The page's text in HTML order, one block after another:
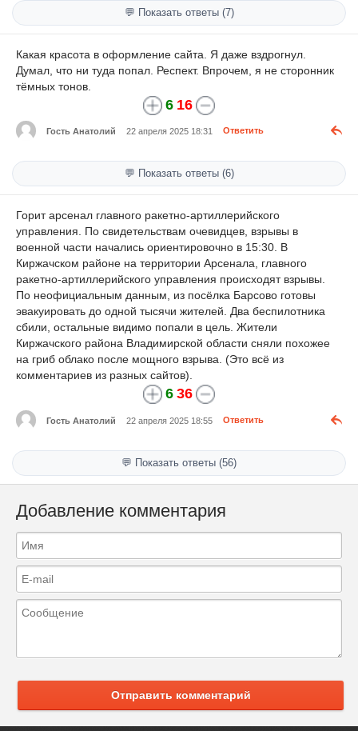
💬 Показать ответы (7)
Какая красота в оформление сайта. Я даже вздрогнул.
Думал, что ни туда попал. Респект. Впрочем, я не сторонник
тёмных тонов.
6 16
Гость Анатолий 22 апреля 2025 18:31 Ответить
💬 Показать ответы (6)
Горит арсенал главного ракетно-артиллерийского
управления. По свидетельствам очевидцев, взрывы в
военной части начались ориентировочно в 15:30. В
Киржачском районе на территории Арсенала, главного
ракетно-артиллерийского управления происходят взрывы.
По неофициальным данным, из посёлка Барсово готовы
эвакуировать до одной тысячи жителей. Два беспилотника
сбили, остальные видимо попали в цель. Жители
Киржачского района Владимирской области сняли похожее
на гриб облако после мощного взрыва. (Это всё из
комментариев из разных сайтов).
6 36
Гость Анатолий 22 апреля 2025 18:55 Ответить
💬 Показать ответы (56)
Добавление комментария
Отправить комментарий